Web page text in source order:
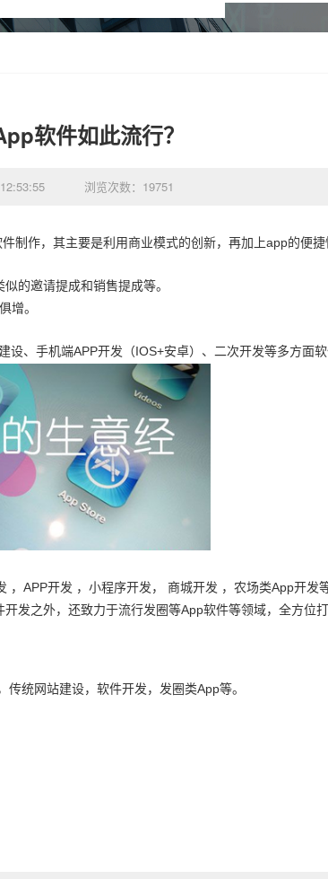
软件如此流行？
浏览次数：19751
制作，其主要是利用商业模式的创新，再加上app的便捷
的邀请提成和销售提成等。
增。
设、手机端APP开发（IOS+安卓）、二次开发等多方面
， APP开发 ，小程序开发， 商城开发 ，农场类App开发
开发之外，还致力于流行发圈等App软件等领域，全方位
传统网站建设，软件开发，发圈类App等。